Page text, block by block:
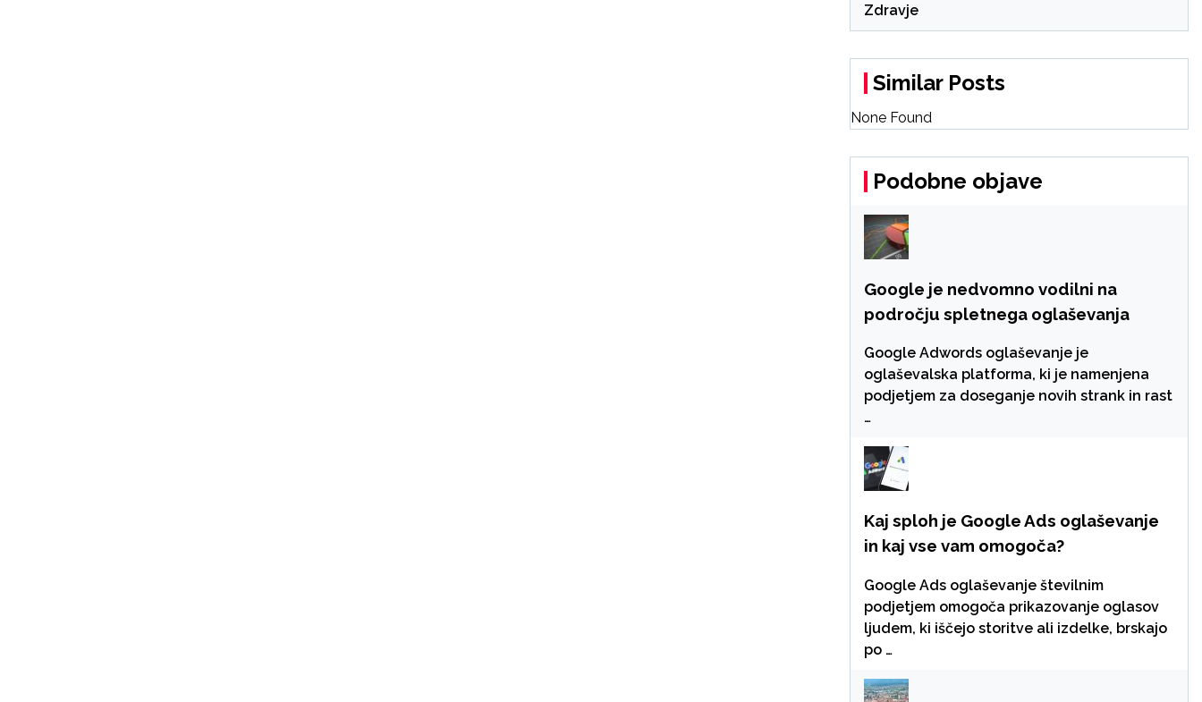
Zdravje
Similar Posts
None Found
Podobne objave
Google je nedvomno vodilni na
področju spletnega oglaševanja
Google Adwords oglaševanje je
oglaševalska platforma, ki je namenjena
podjetjem za doseganje novih strank in rast
…
Kaj sploh je Google Ads oglaševanje
in kaj vse vam omogoča?
Google Ads oglaševanje številnim
podjetjem omogoča prikazovanje oglasov
ljudem, ki iščejo storitve ali izdelke, brskajo
po …